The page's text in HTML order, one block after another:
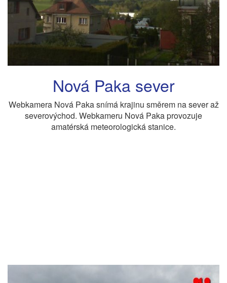
Nová Paka sever
Webkamera Nová Paka snímá krajinu směrem na sever až
severovýchod. Webkameru Nová Paka provozuje
amatérská meteorologická stanice.